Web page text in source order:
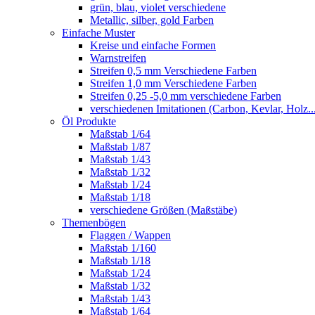
grün, blau, violet verschiedene
Metallic, silber, gold Farben
Einfache Muster
Kreise und einfache Formen
Warnstreifen
Streifen 0,5 mm Verschiedene Farben
Streifen 1,0 mm Verschiedene Farben
Streifen 0,25 -5,0 mm verschiedene Farben
verschiedenen Imitationen (Carbon, Kevlar,
Öl Produkte
Maßstab 1/64
Maßstab 1/87
Maßstab 1/43
Maßstab 1/32
Maßstab 1/24
Maßstab 1/18
verschiedene Größen (Maßstäbe)
Themenbögen
Flaggen / Wappen
Maßstab 1/160
Maßstab 1/18
Maßstab 1/24
Maßstab 1/32
Maßstab 1/43
Maßstab 1/64